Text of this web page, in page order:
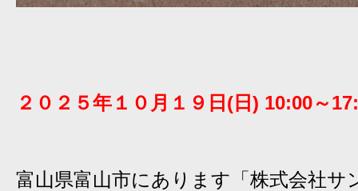
２０２５年１０月１９日(日) 10:00～
富山県富山市にあります「株式会社サ